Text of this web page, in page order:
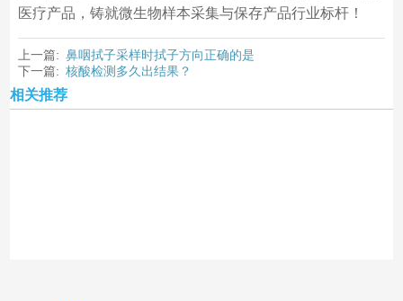
医疗产品，铸就微生物样本采集与保存产品行业标杆！
上一篇: 鼻咽拭子采样时拭子方向正确的是
下一篇: 核酸检测多久出结果？
相关推荐